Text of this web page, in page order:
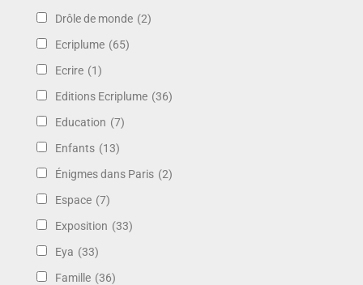
Drôle de monde (2)
Ecriplume (65)
Ecrire (1)
Editions Ecriplume (36)
Education (7)
Enfants (13)
Énigmes dans Paris (2)
Espace (7)
Exposition (33)
Eya (33)
Famille (36)